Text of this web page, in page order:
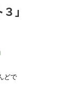
」
どで